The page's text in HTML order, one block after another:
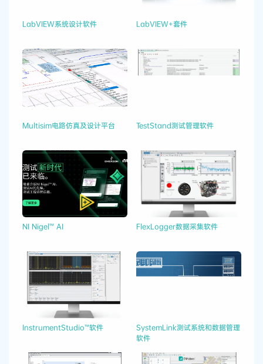
LabVIEW系统设计软件 LabVIEW+套件
Multisim电路仿真及设计平台 TestStand测试管理软件
NI Nigel™ AI FlexLogger数据采集软件
InstrumentStudio™软件
SystemLink测试系统和数据管理
软件